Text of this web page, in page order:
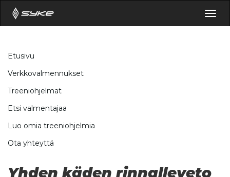
Etusivu
Verkkovalmennukset
Treeniohjelmat
Etsi valmentajaa
Luo omia treeniohjelmia
Ota yhteyttä
Yhden käden rinnalleveto